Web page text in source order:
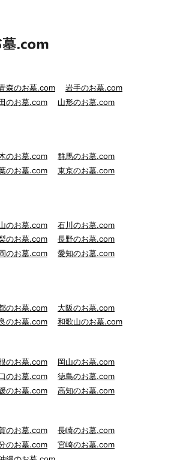
森のお墓.com
岩手のお墓.com
のお墓.com
山形のお墓.com
のお墓.com
群馬のお墓.com
のお墓.com
東京のお墓.com
のお墓.com
石川のお墓.com
のお墓.com
長野のお墓.com
のお墓.com
愛知のお墓.com
のお墓.com
大阪のお墓.com
のお墓.com 和歌山のお墓.com
のお墓.com
岡山のお墓.com
のお墓.com
徳島のお墓.com
のお墓.com 高知のお墓.com
のお墓.com
長崎のお墓.com
のお墓.com
宮崎のお墓.com